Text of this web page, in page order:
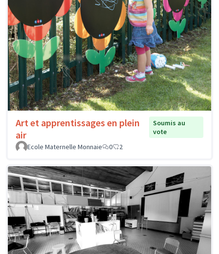
Art et apprentissages en plein
air
Soumis au
vote
Ecole Maternelle Monnaie
0 2